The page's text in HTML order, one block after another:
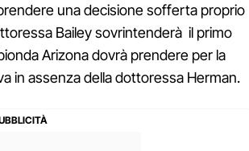
una decisione sofferta proprio
Bailey sovrintenderà il primo
Arizona dovrà prendere per la
in assenza della dottoressa Herman.